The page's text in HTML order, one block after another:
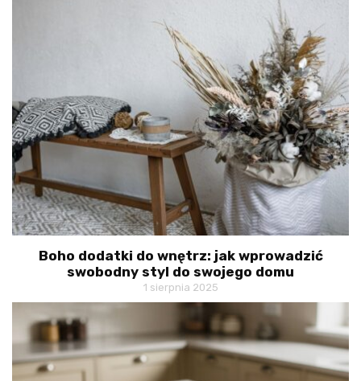
Boho dodatki do wnętrz: jak wprowadzić
swobodny styl do swojego domu
1 sierpnia 2025